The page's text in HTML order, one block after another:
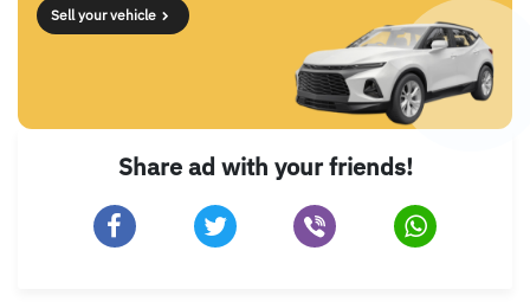
Sell your vehicle
Share ad with your friends!